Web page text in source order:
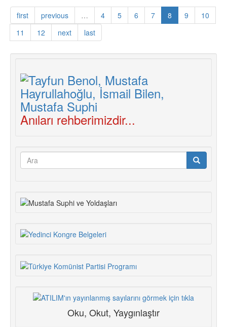
Tok,
Özgür,
Deniz
Yoldaşlar
Yaşıyor
first previous … 4 5 6 7 8 9
10
11
12 next last
Anıları rehberimizdir...
Arama
Oku, Okut, Yaygınlaştır